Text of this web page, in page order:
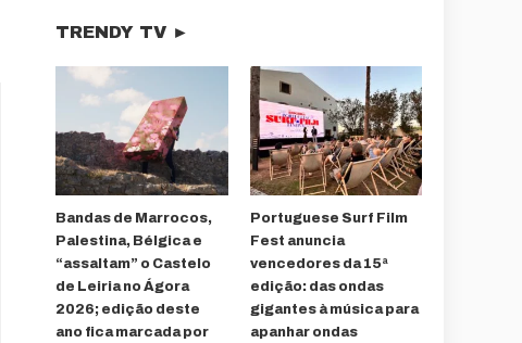
TRENDY TV ►
Bandas de Marrocos,
Palestina, Bélgica e
“assaltam” o Castelo
de Leiria no Ágora
2026; edição deste
ano fica marcada por
Portuguese Surf Film
Fest anuncia
vencedores da 15ª
edição: das ondas
gigantes à música para
apanhar ondas